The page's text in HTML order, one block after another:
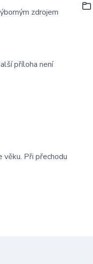
zdrojem
příloha není
Při přechodu